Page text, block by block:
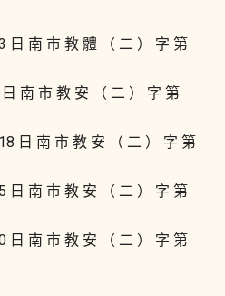
日 南 市 教 體 （ 二 ） 字 第
南 市 教 安 （ 二 ） 字 第
日 南 市 教 安 （ 二 ） 字 第
日 南 市 教 安 （ 二 ） 字 第
日 南 市 教 安 （ 二 ） 字 第